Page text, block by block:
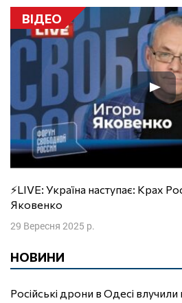
ВІДЕО
⚡️LIVE: Україна наступає: Крах Росії близько? | Ігор
Яковенко
29 Вересня 2025 р.
НОВИНИ
Російські дрони в Одесі